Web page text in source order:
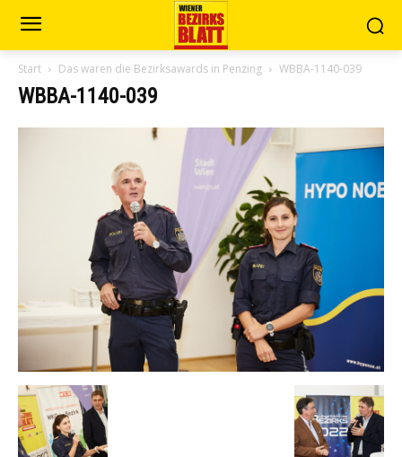
Start Das waren die Bezirksawards in Penzing WBBA-1140-039
WBBA-1140-039